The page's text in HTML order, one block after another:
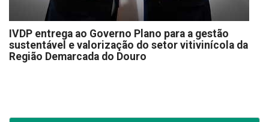
IVDP entrega ao Governo Plano para a gestão
sustentável e valorização do setor vitivinícola da
Região Demarcada do Douro